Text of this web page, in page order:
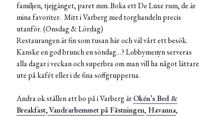
familjen, tjejgänget, paret mm. Boka ett De Luxe rum, de är
mina favoriter. Mitt i Varberg med torghandeln precis
utanför. (Onsdag & Lördag)
Restaurangen är fin som tusan här och väl vårt ett besök.
Kanske en god brunch en söndag…? Lobbymenyn serveras
alla dagar i veckan och superbra om man vill ha något lättare
ute på kafét eller i de fina soffgrupperna.
Andra ok ställen att bo på i Varberg ärOkén’s Bed &
Breakfast,Vandrarhemmet på Fästningen, Havanna,